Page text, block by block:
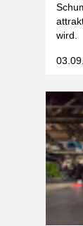
wird.